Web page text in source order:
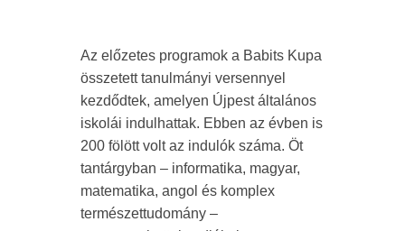
Az előzetes programok a Babits Kupa
összetett tanulmányi versennyel
kezdődtek, amelyen Újpest általános
iskolái indulhattak. Ebben az évben is
200 fölött volt az indulók száma. Öt
tantárgyban – informatika, magyar,
matematika, angol és komplex
természettudomány –